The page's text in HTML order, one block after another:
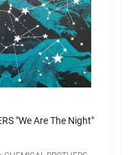
"We Are The Night"